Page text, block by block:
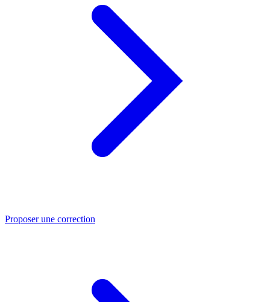
Proposer une correction